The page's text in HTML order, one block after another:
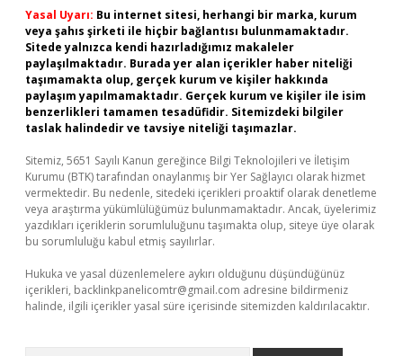
Yasal Uyarı: Bu internet sitesi, herhangi bir marka, kurum
veya şahıs şirketi ile hiçbir bağlantısı bulunmamaktadır.
Sitede yalnızca kendi hazırladığımız makaleler
paylaşılmaktadır. Burada yer alan içerikler haber niteliği
taşımamakta olup, gerçek kurum ve kişiler hakkında
paylaşım yapılmamaktadır. Gerçek kurum ve kişiler ile isim
benzerlikleri tamamen tesadüfidir. Sitemizdeki bilgiler
taslak halindedir ve tavsiye niteliği taşımazlar.
Sitemiz, 5651 Sayılı Kanun gereğince Bilgi Teknolojileri ve İletişim
Kurumu (BTK) tarafından onaylanmış bir Yer Sağlayıcı olarak hizmet
vermektedir. Bu nedenle, sitedeki içerikleri proaktif olarak denetleme
veya araştırma yükümlülüğümüz bulunmamaktadır. Ancak, üyelerimiz
yazdıkları içeriklerin sorumluluğunu taşımakta olup, siteye üye olarak
bu sorumluluğu kabul etmiş sayılırlar.
Hukuka ve yasal düzenlemelere aykırı olduğunu düşündüğünüz
içerikleri, backlinkpanelicomtr@gmail.com adresine bildirmeniz
halinde, ilgili içerikler yasal süre içerisinde sitemizden kaldırılacaktır.